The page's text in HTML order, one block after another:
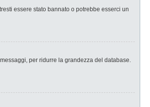
essere stato bannato o potrebbe esserci un
per ridurre la grandezza del database.